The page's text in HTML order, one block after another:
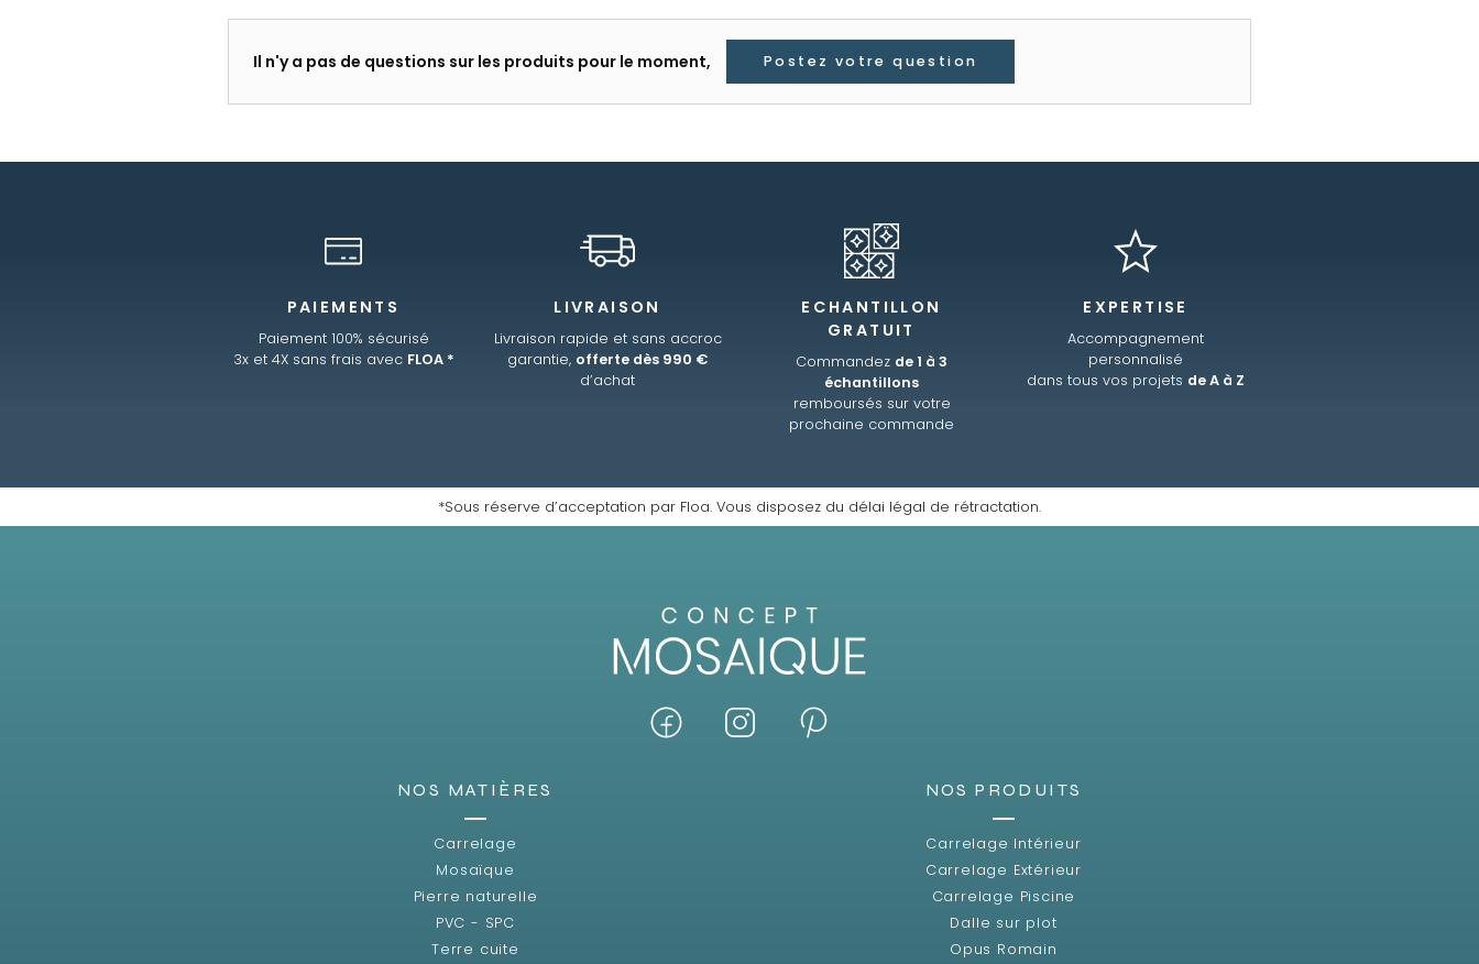
Il n'y a pas de questions sur les produits pour le moment, Postez votre question
PAIEMENTS
Paiement 100% sécurisé
3x et 4X sans frais avec FLOA *
LIVRAISON
Livraison rapide et sans accroc
garantie, offerte dès 990 €
d’achat
ECHANTILLON
GRATUIT
Commandez de 1 à 3
échantillons
remboursés sur votre
prochaine commande
EXPERTISE
Accompagnement
personnalisé
dans tous vos projets de A à Z
*Sous réserve d’acceptation par Floa. Vous disposez du délai légal de rétractation.
NOS MATIÈRES
Carrelage
Mosaïque
Pierre naturelle
PVC - SPC
Terre cuite
NOS PRODUITS
Carrelage Intérieur
Carrelage Extérieur
Carrelage Piscine
Dalle sur plot
Opus Romain